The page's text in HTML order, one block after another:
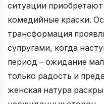
ситуации
комедийные краски.
трансформация
супругами, когда
период – ожидание
только радость и
женская натура